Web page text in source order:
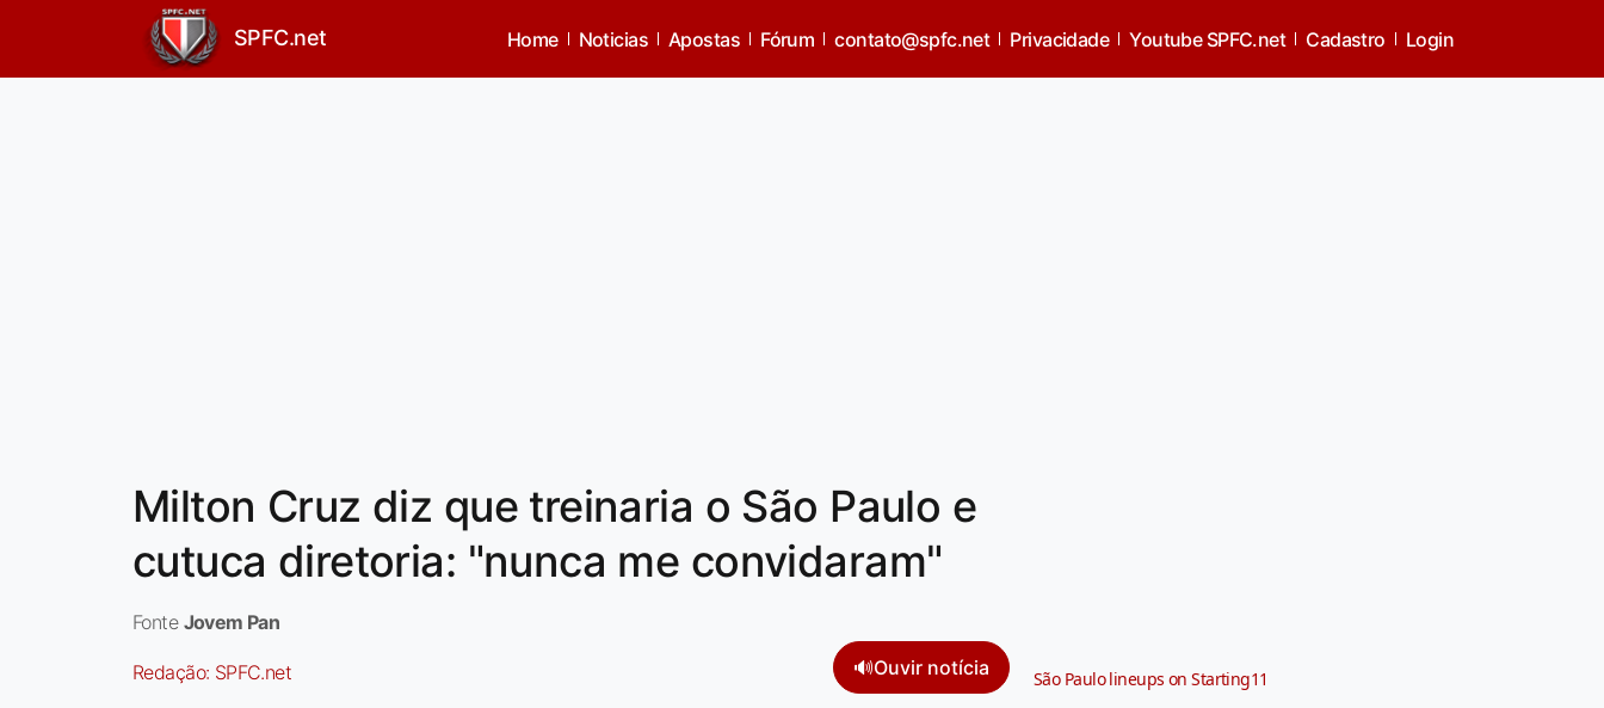
SPFC.net Home Noticias Apostas Fórum contato@spfc.net Privacidade Youtube SPFC.net Cadastro Login
Milton Cruz diz que treinaria o São Paulo e
cutuca diretoria: "nunca me convidaram"
Fonte Jovem Pan
Redação: SPFC.net 🔊Ouvir notícia São Paulo lineups on Starting11